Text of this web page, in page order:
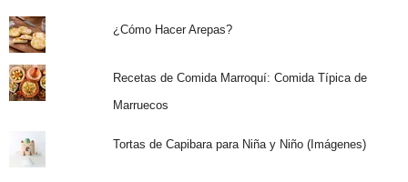
¿Cómo Hacer Arepas?
Recetas de Comida Marroquí: Comida Típica de
Marruecos
Tortas de Capibara para Niña y Niño (Imágenes)